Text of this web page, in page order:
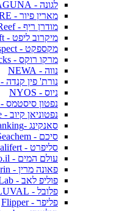
לגונה - LAGUNA
מארין פיור - MARINE PURE
מודרן ריף - Modern Reef
מיקרוב ליפט - Microbe Lift
מקספקט - Maxspect
מרקו רוקס - Marco Rocks
נווה - NEWA
נורת' פין קנדה - Northfin
ניוס - NYOS
נפטון סיסטמס - NEPTUNE SYSTEMS
נפטוניאן קיוב - Neptunian Cube
סאנקינג -Sanking
סיכם - Seachem
סליפרט - Salifert
עולם המים - AquaWorld.co.il
פאונה מרין - Fauna Marin
פוליפ לאב - Polyp Lab
פלובל - FLUVAL
פליפר - Flipper